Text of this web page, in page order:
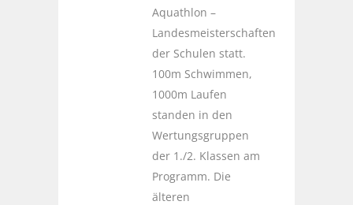
Aquathlon –
Landesmeisterschaften
der Schulen statt.
100m Schwimmen,
1000m Laufen
standen in den
Wertungsgruppen
der 1./2. Klassen am
Programm. Die
älteren